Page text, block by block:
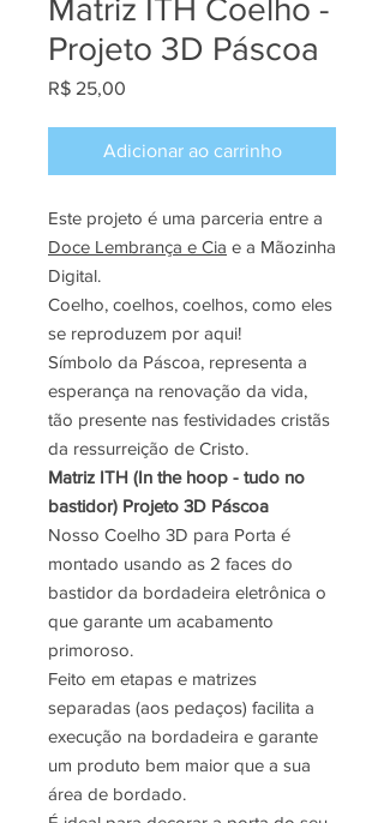
Matriz ITH Coelho -
Projeto 3D Páscoa
R$ 25,00
Adicionar ao carrinho
Este projeto é uma parceria entre a
Doce Lembrança e Cia e a Mãozinha
Digital.
Coelho, coelhos, coelhos, como eles
se reproduzem por aqui!
Símbolo da Páscoa, representa a
esperança na renovação da vida,
tão presente nas festividades cristãs
da ressurreição de Cristo.
Matriz ITH (In the hoop - tudo no
bastidor) Projeto 3D Páscoa
Nosso Coelho 3D para Porta é
montado usando as 2 faces do
bastidor da bordadeira eletrônica o
que garante um acabamento
primoroso.
Feito em etapas e matrizes
separadas (aos pedaços) facilita a
execução na bordadeira e garante
um produto bem maior que a sua
área de bordado.